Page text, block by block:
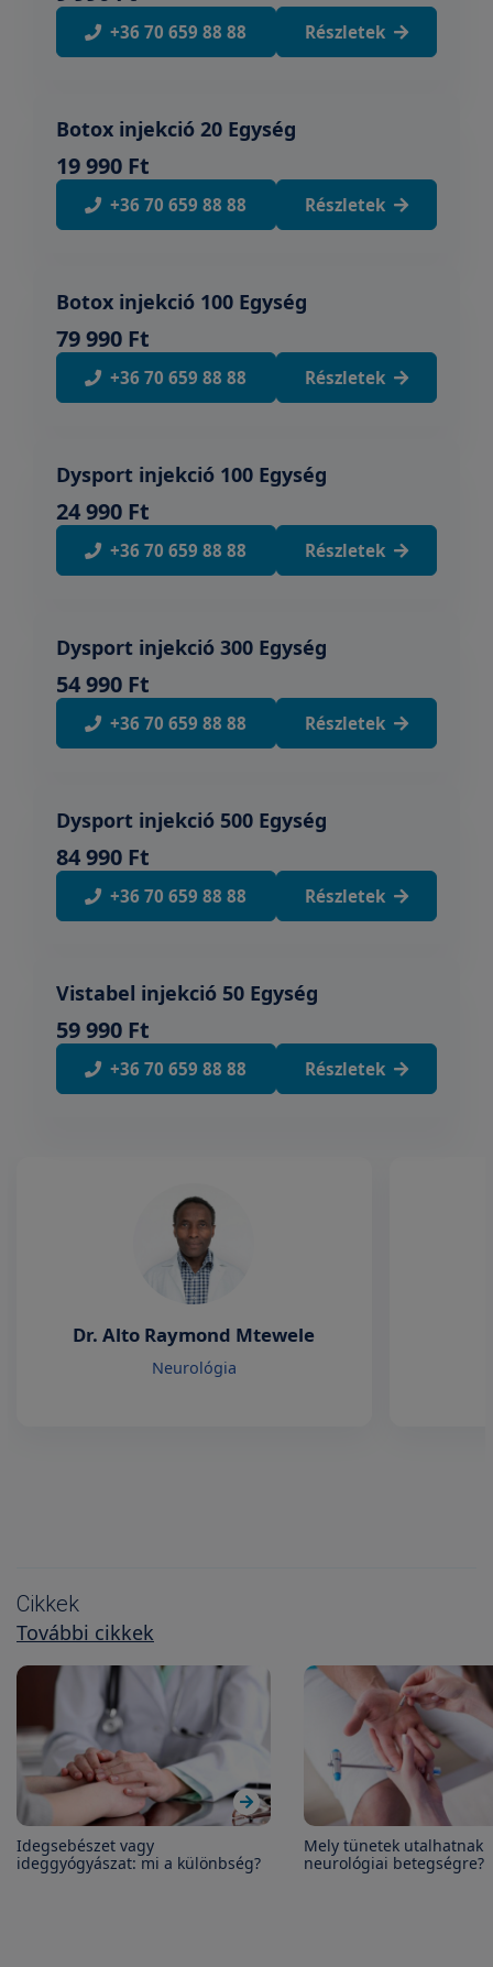
+36 70 659 88 88 Részletek
Botox injekció 20 Egység
19 990 Ft
+36 70 659 88 88 Részletek
Botox injekció 100 Egység
79 990 Ft
+36 70 659 88 88 Részletek
Dysport injekció 100 Egység
24 990 Ft
+36 70 659 88 88 Részletek
Dysport injekció 300 Egység
54 990 Ft
+36 70 659 88 88 Részletek
Dysport injekció 500 Egység
84 990 Ft
+36 70 659 88 88 Részletek
Vistabel injekció 50 Egység
59 990 Ft
+36 70 659 88 88 Részletek
Dr. Alto Raymond Mtewele
Neurológia
Cikkek
További cikkek
Idegsebészet vagy
ideggyógyászat: mi a különbség?
Mely tünetek utalhatnak
neurológiai betegségre?